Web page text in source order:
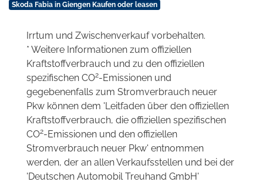
Skoda Fabia in Giengen Kaufen oder leasen
Irrtum und Zwischenverkauf vorbehalten.
* Weitere Informationen zum offiziellen
Kraftstoffverbrauch und zu den offiziellen
spezifischen CO2-Emissionen und
gegebenenfalls zum Stromverbrauch neuer
Pkw können dem 'Leitfaden über den offiziellen
Kraftstoffverbrauch, die offiziellen spezifischen
CO2-Emissionen und den offiziellen
Stromverbrauch neuer Pkw' entnommen
werden, der an allen Verkaufsstellen und bei der
'Deutschen Automobil Treuhand GmbH'